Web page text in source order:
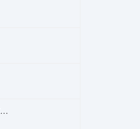
Mindenki Táncol – Majka Curtis, Péter Majoros